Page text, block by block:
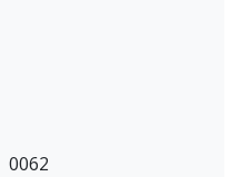
0062